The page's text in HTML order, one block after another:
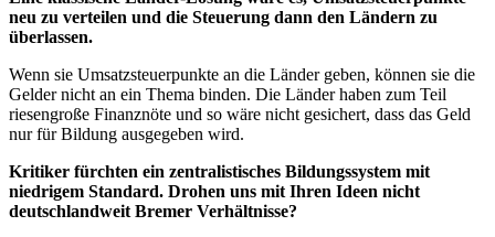
neu zu verteilen und die Steuerung dann den Ländern zu
überlassen.
Wenn sie Umsatzsteuerpunkte an die Länder geben, können sie die
Gelder nicht an ein Thema binden. Die Länder haben zum Teil
riesengroße Finanznöte und so wäre nicht gesichert, dass das Geld
nur für Bildung ausgegeben wird.
Kritiker fürchten ein zentralistisches Bildungssystem mit
niedrigem Standard. Drohen uns mit Ihren Ideen nicht
deutschlandweit Bremer Verhältnisse?